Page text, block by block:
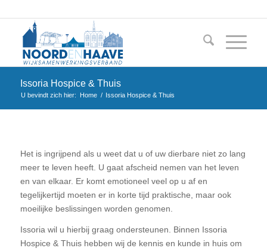
Issoria Hospice & Thuis
U bevindt zich hier: Home / Issoria Hospice & Thuis
Het is ingrijpend als u weet dat u of uw dierbare niet zo lang
meer te leven heeft. U gaat afscheid nemen van het leven
en van elkaar. Er komt emotioneel veel op u af en
tegelijkertijd moeten er in korte tijd praktische, maar ook
moeilijke beslissingen worden genomen.
Issoria wil u hierbij graag ondersteunen. Binnen Issoria
Hospice & Thuis hebben wij de kennis en kunde in huis om